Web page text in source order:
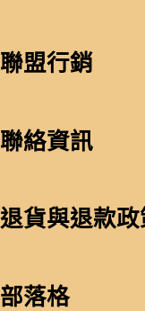
聯盟行銷
聯絡資訊
退貨與退款政
部落格